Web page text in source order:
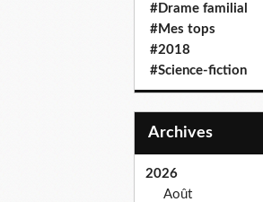
#Drame familial
#Mes tops
#2018
#Science-fiction
Archives
2026
Août